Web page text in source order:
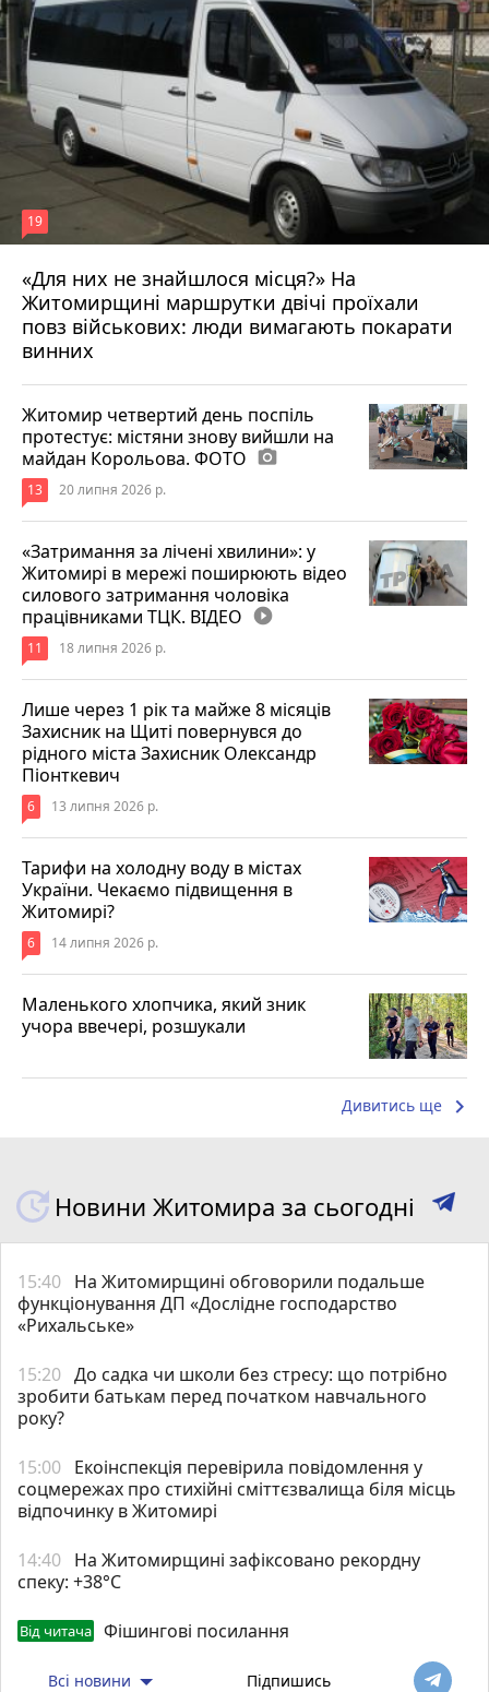
«Для них не знайшлося місця?» На
Житомирщині маршрутки двічі проїхали
повз військових: люди вимагають покарати
винних
19
17 липня 2026 р.
Житомир четвертий день поспіль
протестує: містяни знову вийшли на
майдан Корольова. ФОТО photo_camera
13 20 липня 2026 р.
«Затримання за лічені хвилини»: у
Житомирі в мережі поширюють відео
силового затримання чоловіка
працівниками ТЦК. ВІДЕО play_circle_filled
11 18 липня 2026 р.
Лише через 1 рік та майже 8 місяців
Захисник на Щиті повернувся до
рідного міста Захисник Олександр
Піонткевич
6 13 липня 2026 р.
Тарифи на холодну воду в містах
України. Чекаємо підвищення в
Житомирі?
6 14 липня 2026 р.
Маленького хлопчика, який зник
учора ввечері, розшукали
Дивитись ще keyboard_arrow_right
Новини Житомира за сьогодні
15:40 На Житомирщині обговорили подальше
функціонування ДП «Дослідне господарство
«Рихальське»
15:20 До садка чи школи без стресу: що потрібно
зробити батькам перед початком навчального
року?
15:00 Екоінспекція перевірила повідомлення у
соцмережах про стихійні сміттєзвалища біля місць
відпочинку в Житомирі
14:40 Н️а Житомирщині зафіксовано рекордну
спеку: +38°C
Від читача Фішингові посилання
Всі новини Підпишись